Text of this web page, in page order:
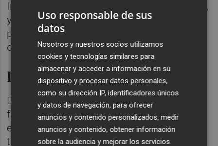
Independiente de Protección del Informante,
y la exigencia de revisión de los
procedimientos de recepción y seguimiento
de informaciones".
Informe de la Ponencia
Durante su tramitación en el Congreso, en la
fase de ponencia se incorporaron 22
enmiendas al articulado y 25 enmiendas
transaccionales. Elinformeseñala que la
Uso responsable de sus
datos
Nosotros y nuestros socios utilizamos
cookies y tecnologías similares para
almacenar y acceder a información en su
dispositivo y procesar datos personales,
como su dirección IP, identificadores únicos
y datos de navegación, para ofrecer
anuncios y contenido personalizados, medir
anuncios y contenido, obtener información
sobre la audiencia y mejorar los servicios.